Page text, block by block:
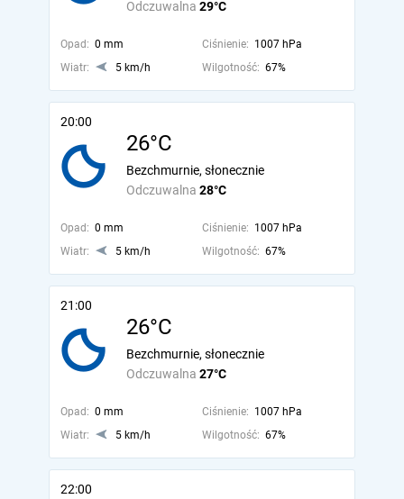
Odczuwalna 29°C
Opad: 0 mm Ciśnienie: 1007 hPa
Wiatr:
5 km/h Wilgotność: 67%
20:00
26°C
Odczuwalna 28°C
Bezchmurnie, słonecznie
Opad: 0 mm Ciśnienie: 1007 hPa
Wiatr:
5 km/h Wilgotność: 67%
21:00
26°C
Odczuwalna 27°C
Bezchmurnie, słonecznie
Opad: 0 mm Ciśnienie: 1007 hPa
Wiatr:
5 km/h Wilgotność: 67%
22:00